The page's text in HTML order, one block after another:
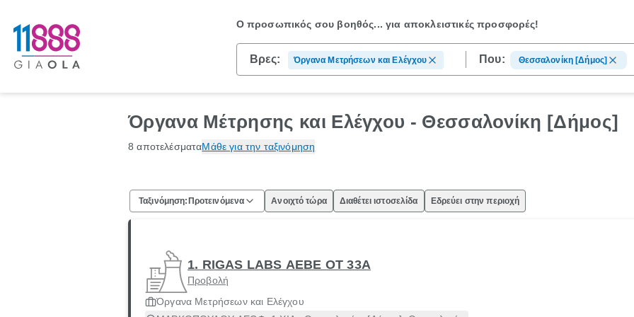
Ο προσωπικός σου βοηθός...για αποκλειστικές προσφορές!
Βρες: Όργανα Μετρήσεων και Ελέγχου Που: Θεσσαλονίκη [Δήμος]
Όργανα Μέτρησης και Ελέγχου - Θεσσαλονίκη [Δήμος]
8 αποτελέσματαΜάθε για την ταξινόμηση
Ταξινόμηση: Προτεινόμενα Ανοιχτό τώρα Διαθέτει ιστοσελίδα Εδρεύει στην περιοχή
1. RIGAS LABS ΑΕΒΕ ΟΤ 33Α
Προβολή
Όργανα Μετρήσεων και Ελέγχου